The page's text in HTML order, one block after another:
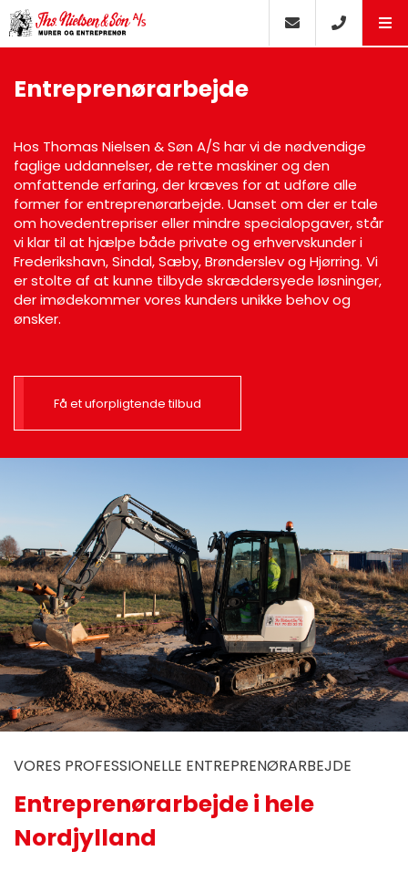
Entreprenørarbejde
Hos Thomas Nielsen & Søn A/S har vi de nødvendige
faglige uddannelser, de rette maskiner og den
omfattende erfaring, der kræves for at udføre alle
former for entreprenørarbejde. Uanset om der er tale
om hovedentrepriser eller mindre specialopgaver, står
vi klar til at hjælpe både private og erhvervskunder i
Frederikshavn, Sindal, Sæby, Brønderslev og Hjørring. Vi
er stolte af at kunne tilbyde skræddersyede løsninger,
der imødekommer vores kunders unikke behov og
ønsker.
Få et uforpligtende tilbud
VORES PROFESSIONELLE ENTREPRENØRARBEJDE
Entreprenørarbejde i hele
Nordjylland